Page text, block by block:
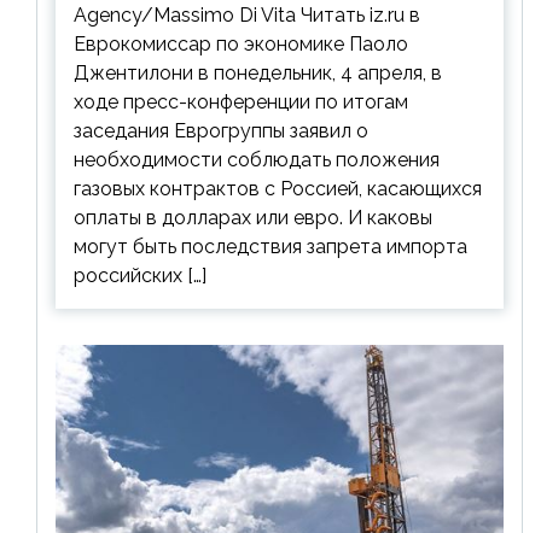
Agency/Massimo Di Vita Читать iz.ru в
Еврокомиссар по экономике Паоло
Джентилони в понедельник, 4 апреля, в
ходе пресс-конференции по итогам
заседания Еврогруппы заявил о
необходимости соблюдать положения
газовых контрактов с Россией, касающихся
оплаты в долларах или евро. И каковы
могут быть последствия запрета импорта
российских […]